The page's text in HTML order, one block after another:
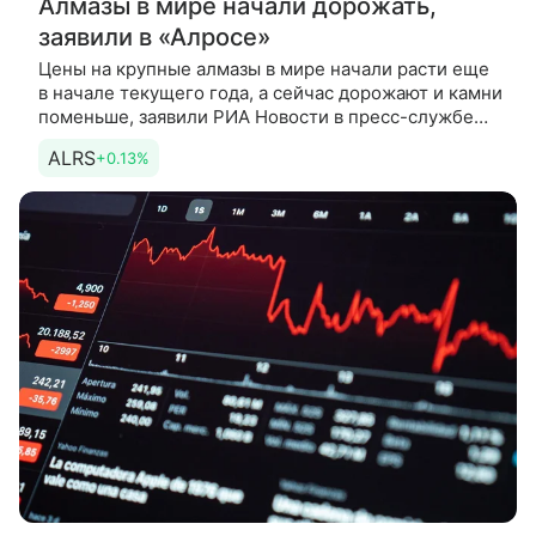
Алмазы в мире начали дорожать,
заявили в «Алросе»
Цены на крупные алмазы в мире начали расти еще
в начале текущего года, а сейчас дорожают и камни
поменьше, заявили РИА Новости в пресс-службе
рост цен начался
ALRS+0.13%